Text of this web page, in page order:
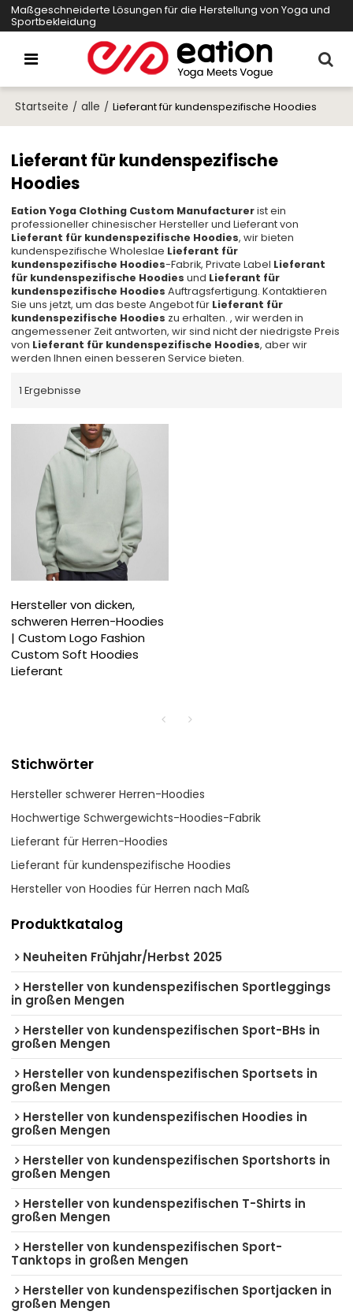
Maßgeschneiderte Lösungen für die Herstellung von Yoga und
Sportbekleidung
Startseite / alle / Lieferant für kundenspezifische Hoodies
Lieferant für kundenspezifische
Hoodies
Eation Yoga Clothing Custom Manufacturerist ein
professioneller chinesischer Hersteller und Lieferant von
Lieferant für kundenspezifische Hoodies, wir bieten
kundenspezifische Wholeslae Lieferant für
kundenspezifische Hoodies-Fabrik, Private Label Lieferant
für kundenspezifische Hoodies und Lieferant für
kundenspezifische Hoodies Auftragsfertigung. Kontaktieren
Sie uns jetzt, um das beste Angebot für Lieferant für
kundenspezifische Hoodies zu erhalten. , wir werden in
angemessener Zeit antworten, wir sind nicht der niedrigste Preis
von Lieferant für kundenspezifische Hoodies, aber wir
werden Ihnen einen besseren Service bieten.
1 Ergebnisse
Hersteller von dicken,
schweren Herren-Hoodies
| Custom Logo Fashion
Custom Soft Hoodies
Lieferant
Stichwörter
Hersteller schwerer Herren-Hoodies
Hochwertige Schwergewichts-Hoodies-Fabrik
Lieferant für Herren-Hoodies
Lieferant für kundenspezifische Hoodies
Hersteller von Hoodies für Herren nach Maß
Produktkatalog
Neuheiten Frühjahr/Herbst 2025
Hersteller von kundenspezifischen Sportleggings
in großen Mengen
Hersteller von kundenspezifischen Sport-BHs in
großen Mengen
Hersteller von kundenspezifischen Sportsets in
großen Mengen
Hersteller von kundenspezifischen Hoodies in
großen Mengen
Hersteller von kundenspezifischen Sportshorts in
großen Mengen
Hersteller von kundenspezifischen T-Shirts in
großen Mengen
Hersteller von kundenspezifischen Sport-
Tanktops in großen Mengen
Hersteller von kundenspezifischen Sportjacken in
großen Mengen